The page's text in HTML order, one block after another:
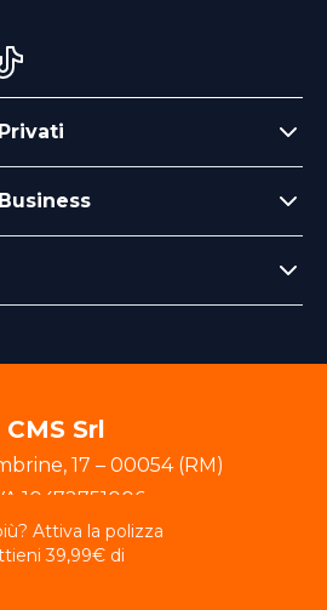
Attiva la polizza
39,99€ di
CMS Srl
, 17 – 00054(RM)
10472751006
by EasyDigitalGroup srl